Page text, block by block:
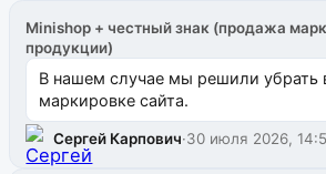
Minishop + честный знак (продажа
продукции)
В нашем случае мы решили убрать
маркировке сайта.
Сергей Карпович·30 июля 2026,